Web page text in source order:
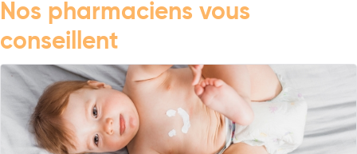
Nos pharmaciens vous
conseillent